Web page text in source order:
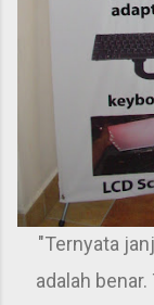
"Ternyata
adalah